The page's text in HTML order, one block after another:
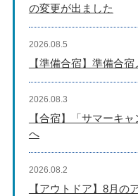
の変更が出ました
【準備合宿】準備合
2026.08.5
【合宿】「サマーキ
へ
2026.08.3
【アウトドア】8月の
2026.08.2